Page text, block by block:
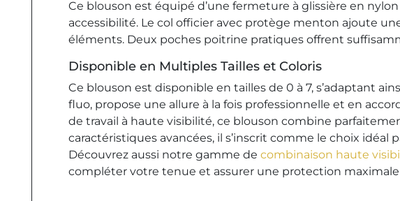
Ce blouson est équipé d’une fermeture à glissière en
accessibilité. Le col officier avec protège menton ajoute
éléments. Deux poches poitrine pratiques offrent
Disponible en Multiples Tailles et Coloris
Ce blouson est disponible en tailles de 0 à 7, s’adaptant
fluo, propose une allure à la fois professionnelle et en
de travail à haute visibilité, ce blouson combine
caractéristiques avancées, il s’inscrit comme le choix
Découvrez aussi notre gamme de combinaison haute
compléter votre tenue et assurer une protection